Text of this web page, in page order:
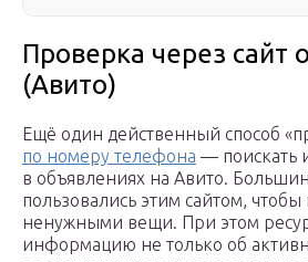
Проверка через сайт
(Авито)
Ещё один действенный способ
по номеру телефона — поискать
в объявлениях на Авито.
пользовались этим сайтом,
ненужными вещи. При этом
информацию не только об